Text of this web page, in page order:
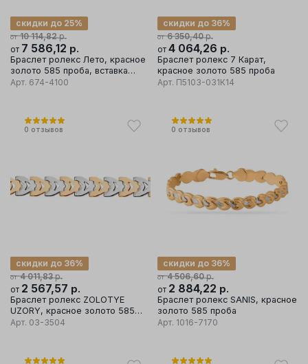
от 10 114,82р.
скидки до 25%
от 7 586,12 р.
Браслет ролекс Лето, красное
золото 585 проба, вставка
бриллиант
Арт. 674-4100
от 6 350,40р.
скидки до 36%
от 4 064,26 р.
Браслет ролекс 7 Карат,
красное золото 585 проба
Арт. П5103-031К14
0 отзывов
от 4 011,83р.
скидки до 36%
от 2 567,57 р.
Браслет ролекс ZOLOTYE
UZORY, красное золото 585
проба
Арт. 03-3504
0 отзывов
от 4 506,60р.
скидки до 36%
от 2 884,22 р.
Браслет ролекс SANIS, красное
золото 585 проба
Арт. 1016-7170